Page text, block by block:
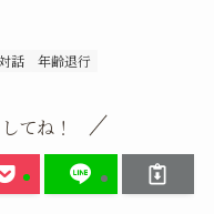
話 年齢退行
てね！